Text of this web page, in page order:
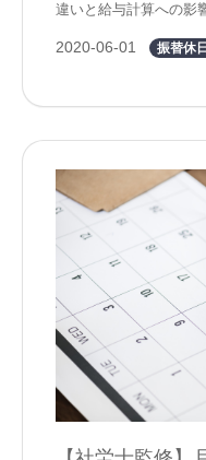
違いと給与計算への影
2020-06-01 振替休日